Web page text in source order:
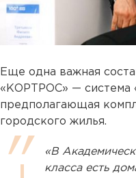
Еще одна важная
«КОРТРОС» — система
предполагающая
городского жилья.
«В
класса есть